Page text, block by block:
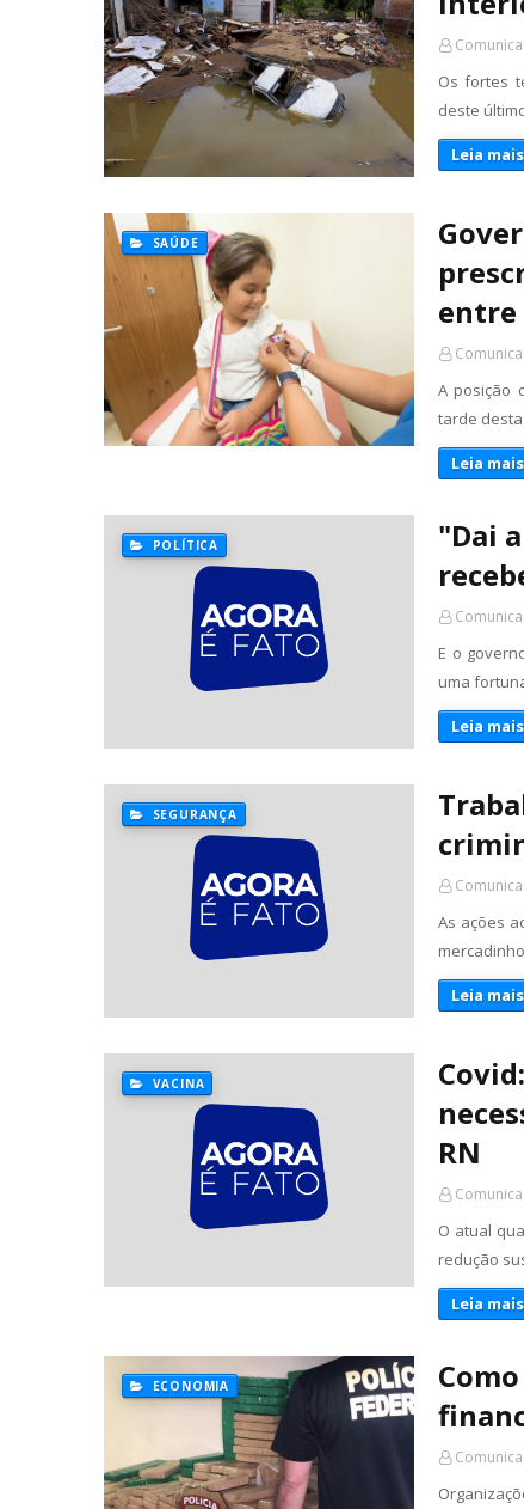
Os fortes
deste
Leia mais
SAÚDE
entre
A posição
tarde
Leia mais
POLÍTICA
"Dai
E o
uma
Leia mais
SEGURANÇA
As ações
Leia mais
VACINA
RN
O atual
redução
Leia mais
ECONOMIA